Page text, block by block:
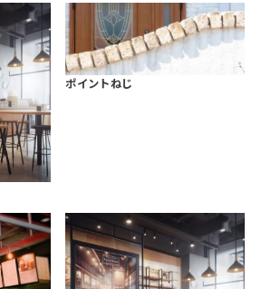
ポイントねじ